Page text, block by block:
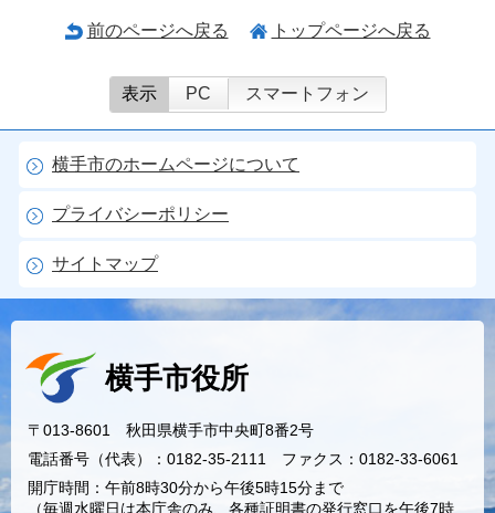
前のページへ戻る トップページへ戻る
表示 PC スマートフォン
横手市のホームページについて
プライバシーポリシー
サイトマップ
横手市役所
〒013-8601 秋田県横手市中央町8番2号
電話番号（代表）：0182-35-2111 ファクス：0182-33-6061
開庁時間：午前8時30分から午後5時15分まで
（毎週水曜日は本庁舎のみ、各種証明書の発行窓口を午後7時